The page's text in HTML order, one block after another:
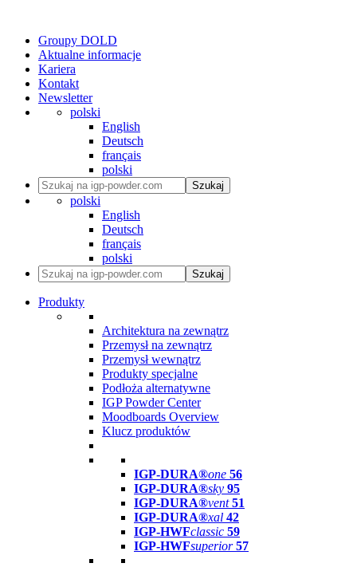
Groupy DOLD
Aktualne informacje
Kariera
Kontakt
Newsletter
polski
English
Deutsch
français
polski
Szukaj
polski
English
Deutsch
français
polski
Szukaj
Produkty
Architektura na zewnątrz
Przemysł na zewnątrz
Przemysł wewnątrz
Produkty specjalne
Podłoża alternatywne
IGP Powder Center
Moodboards Overview
Klucz produktów
IGP-DURA®one 56
IGP-DURA®sky 95
IGP-DURA®vent 51
IGP-DURA®xal 42
IGP-HWFclassic 59
IGP-HWFsuperior 57